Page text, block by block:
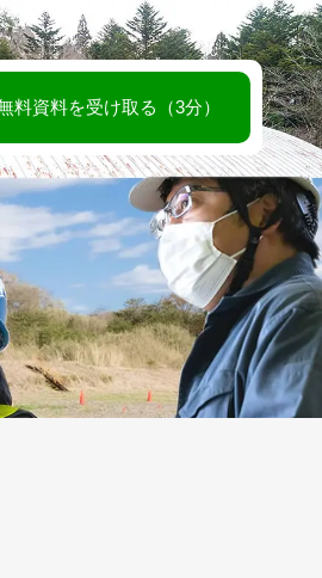
料資料を受け取る（3分）